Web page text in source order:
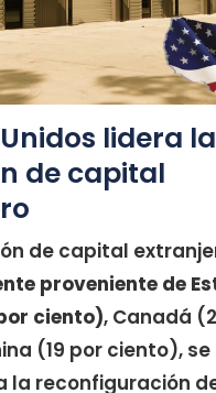
lidera la
de capital
de capital
proveniente de
ciento), Canadá
(19 por ciento), se
la reconfiguración